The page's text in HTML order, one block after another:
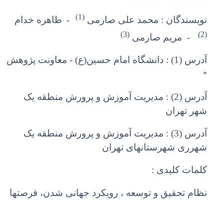
نویسندگان : محمد علی صارمی (1)
- طاهره خدام
(2) - مریم صارمی (3)
آدرس (1) :‌ دانشگاه امام حسین(ع) - معاونت پژوهش
*
آدرس (2) :‌ مدیریت آموزش و پرورش منطقه یک
شهر تهران
آدرس (3) :‌ مدیریت آموزش و پرورش منطقه یک
شهرری شهرستانهای تهران
کلمات کلیدی :
نظام تحقیق و توسعه ، رویکرد جهانی شدن، فرصتها